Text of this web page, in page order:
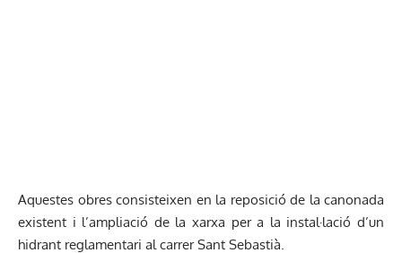
Aquestes obres consisteixen en la reposició de la canonada
existent i l’ampliació de la xarxa per a la instal·lació d’un
hidrant reglamentari al carrer Sant Sebastià.